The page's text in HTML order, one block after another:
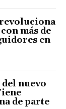
revoluciona
más de
en
nuevo
de parte